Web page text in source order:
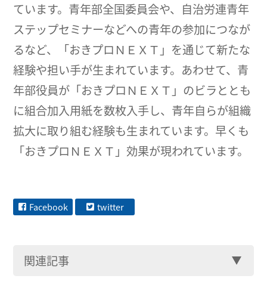
ています。青年部全国委員会や、自治労連青年
ステップセミナーなどへの青年の参加につなが
るなど、「おきプロＮＥＸＴ」を通じて新たな
経験や担い手が生まれています。あわせて、青
年部役員が「おきプロＮＥＸＴ」のビラととも
に組合加入用紙を数枚入手し、青年自らが組織
拡大に取り組む経験も生まれています。早くも
「おきプロＮＥＸＴ」効果が現われています。
Facebook twitter
関連記事